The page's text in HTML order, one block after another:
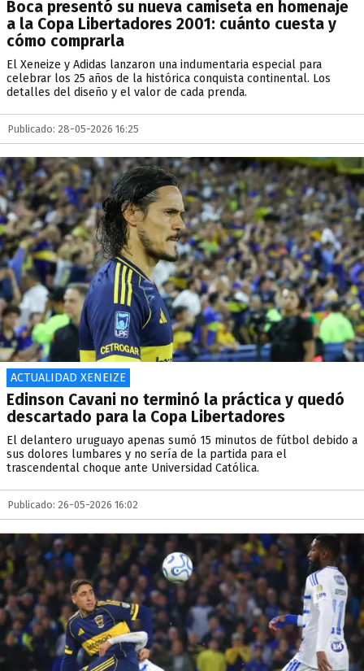
Boca presentó su nueva camiseta en homenaje
a la Copa Libertadores 2001: cuánto cuesta y
cómo comprarla
El Xeneize y Adidas lanzaron una indumentaria especial para
celebrar los 25 años de la histórica conquista continental. Los
detalles del diseño y el valor de cada prenda.
Publicado: 28-05-2026 16:25
ACTUALIDAD XENEIZE
Edinson Cavani no terminó la práctica y quedó
descartado para la Copa Libertadores
El delantero uruguayo apenas sumó 15 minutos de fútbol debido a
sus dolores lumbares y no sería de la partida para el
trascendental choque ante Universidad Católica.
Publicado: 26-05-2026 16:02